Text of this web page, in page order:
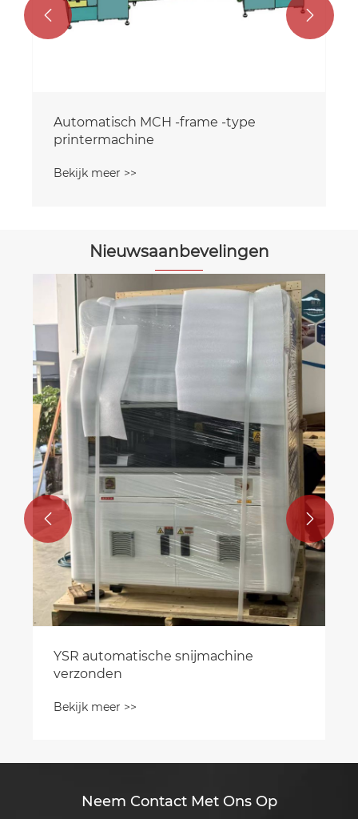
Automatisch MCH -frame -type
printermachine
Bekijk meer >>
 
Nieuwsaanbevelingen
YSR automatische snijmachine
verzonden
Bekijk meer >>
 
Neem Contact Met Ons Op